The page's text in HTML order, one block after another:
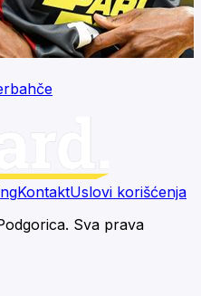
KontaktUslovi korišćenja
Sva prava